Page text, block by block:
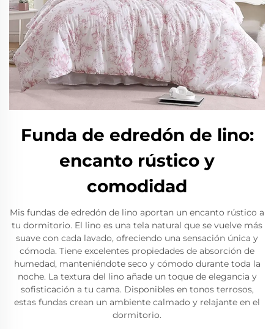
Funda de edredón de lino:
encanto rústico y
comodidad
Mis fundas de edredón de lino aportan un encanto rústico a
tu dormitorio. El lino es una tela natural que se vuelve más
suave con cada lavado, ofreciendo una sensación única y
cómoda. Tiene excelentes propiedades de absorción de
humedad, manteniéndote seco y cómodo durante toda la
noche. La textura del lino añade un toque de elegancia y
sofisticación a tu cama. Disponibles en tonos terrosos,
estas fundas crean un ambiente calmado y relajante en el
dormitorio.